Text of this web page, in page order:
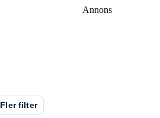
Annons
Fler filter